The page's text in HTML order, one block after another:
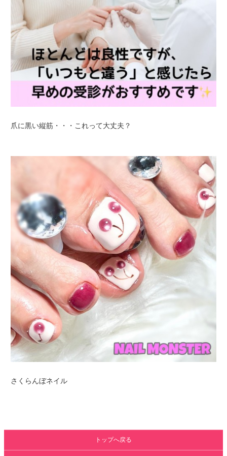
爪に黒い縦筋・・・これって大丈夫？
さくらんぼネイル
トップへ戻る